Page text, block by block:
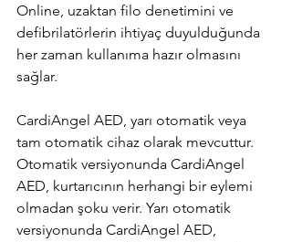
Online, uzaktan filo denetimini ve
defibrilatörlerin ihtiyaç duyulduğunda
her zaman kullanıma hazır olmasını
sağlar.
CardiAngel AED, yarı otomatik veya
tam otomatik cihaz olarak mevcuttur.
Otomatik versiyonunda CardiAngel
AED, kurtarıcının herhangi bir eylemi
olmadan şoku verir. Yarı otomatik
versiyonunda CardiAngel AED,